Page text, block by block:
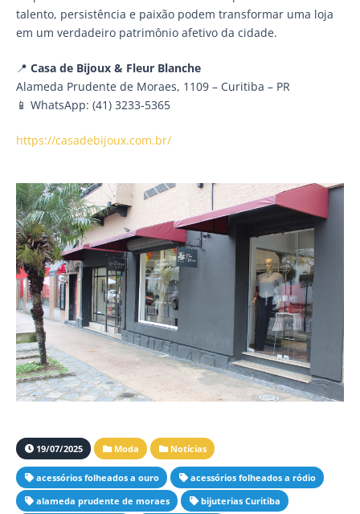
talento, persistência e paixão podem transformar uma loja
em um verdadeiro patrimônio afetivo da cidade.
📍 Casa de Bijoux & Fleur Blanche
Alameda Prudente de Moraes, 1109 – Curitiba – PR
📱 WhatsApp: (41) 3233-5365
https://casadebijoux.com.br/
19/07/2025 Moda Notícias
acessórios folheados a ouro
acessórios folheados a ródio
alameda prudente de moraes
bijuterias Curitiba